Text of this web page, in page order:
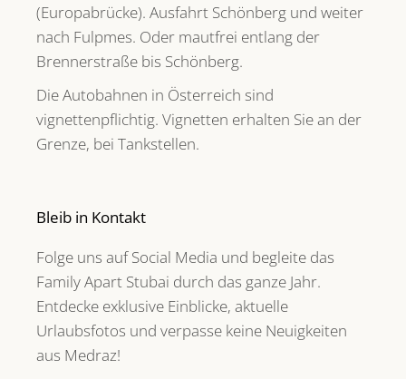
(Europabrücke). Ausfahrt Schönberg und weiter
nach Fulpmes. Oder mautfrei entlang der
Brennerstraße bis Schönberg.
Die Autobahnen in Österreich sind
vignettenpflichtig. Vignetten erhalten Sie an der
Grenze, bei Tankstellen.
Bleib in Kontakt
Folge uns auf Social Media und begleite das
Family Apart Stubai durch das ganze Jahr.
Entdecke exklusive Einblicke, aktuelle
Urlaubsfotos und verpasse keine Neuigkeiten
aus Medraz!